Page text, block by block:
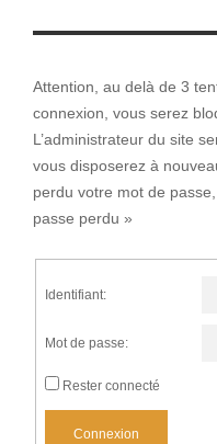
Attention, au delà de 3
connexion, vous serez
L’administrateur du site
vous disposerez à
perdu votre mot de
passe perdu »
Identifiant:
Mot de passe:
Rester connecté
Connexion